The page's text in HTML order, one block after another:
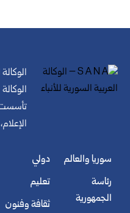
سوريا والعالم
رئاسة
الجمهورية
دولي
تعليم
ثقافة وفنون